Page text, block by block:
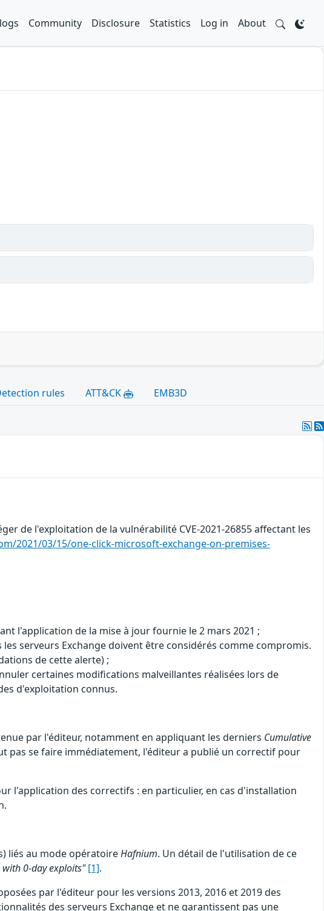
Community Disclosure Statistics Log in About
rules ATT&CK EMB3D
de l'exploitation de la vulnérabilité CVE-2021-26855 affectant les
2021/03/15/one-click-microsoft-exchange-on-premises-
l'application de la mise à jour fournie le 2 mars 2021 ;
serveurs Exchange doivent être considérés comme compromis.
de cette alerte) ;
certaines modifications malveillantes réalisées lors de
d'exploitation connus.
par l'éditeur, notamment en appliquant les derniers Cumulative
pas se faire immédiatement, l'éditeur a publié un correctif pour
l'application des correctifs : en particulier, en cas d'installation
liés au mode opératoireHafnium. Un détail de l'utilisation de ce
with 0-day exploits" [1].
par l'éditeur pour les versions 2013, 2016 et 2019 des
des serveurs Exchange et ne garantissent pas une